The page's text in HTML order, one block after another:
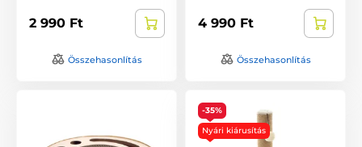
2 990 Ft
Összehasonlítás
4 990 Ft
Összehasonlítás
-35%
Nyári kiárusítás